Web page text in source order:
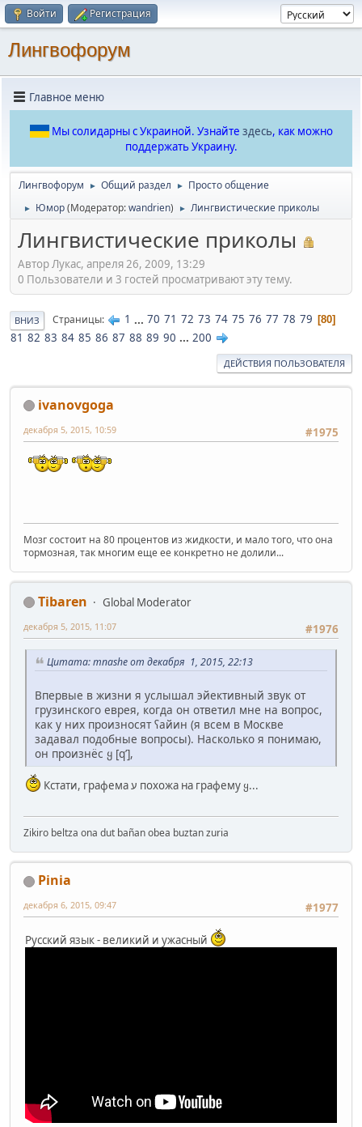
Войти Регистрация
Лингвофорум
Главное меню
Мы солидарны с Украиной. Узнайте здесь, как можно
поддержать Украину.
Лингвофорум ► Общий раздел ► Просто общение
► Юмор(Модератор:wandrien) ► Лингвистические приколы
Лингвистические приколы
Автор Лукас, апреля 26, 2009, 13:29
0 Пользователи и 3 гостей просматривают эту тему.
ВНИЗ Страницы 1 ... 70 71 72 73 74 75 76 77 78 79 80
81 82 83 84 85 86 87 88 89 90 ... 200
ДЕЙСТВИЯ ПОЛЬЗОВАТЕЛЯ
ivanovgoga
#1975
декабря 5, 2015, 10:59
Мозг состоит на 80 процентов из жидкости, и мало того, что она
тормозная, так многим еще ее конкретно не долили...
Tibaren
Global Moderator
#1976
декабря 5, 2015, 11:07
Цитата: mnashe от декабря 1, 2015, 22:13
Впервые в жизни я услышал эйективный звук от
грузинского еврея, когда он ответил мне на вопрос,
как у них произносят ʕайин (я всем в Москве
задавал подобные вопросы). Насколько я понимаю,
он произнёс ყ [qʼ],
Кстати, графема ע похожа на графему ყ...
Zikiro beltza ona dut bañan obea buztan zuria
Pinia
#1977
декабря 6, 2015, 09:47
Русский язык - великий и ужасный